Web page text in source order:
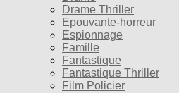
Drame Thriller
Epouvante-horreur
Espionnage
Famille
Fantastique
Fantastique Thriller
Film Policier